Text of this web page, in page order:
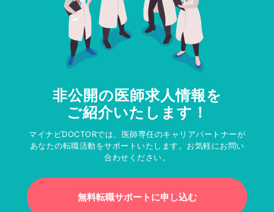
非公開の医師求人情報を
ご紹介いたします！
マイナビDOCTORでは、医師専任のキャリアパートナーが
あなたの転職活動をサポートいたします。お気軽にお問い
合わせください。
無料転職サポートに申し込む